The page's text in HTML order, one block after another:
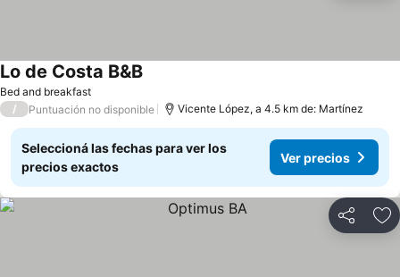
Bed and breakfast
Lo de Costa B&B
/ Puntuación no disponible Vicente López, a 4.5 km de: Martínez
Seleccioná las fechas para ver los
precios exactos
Ver precios
Compartir